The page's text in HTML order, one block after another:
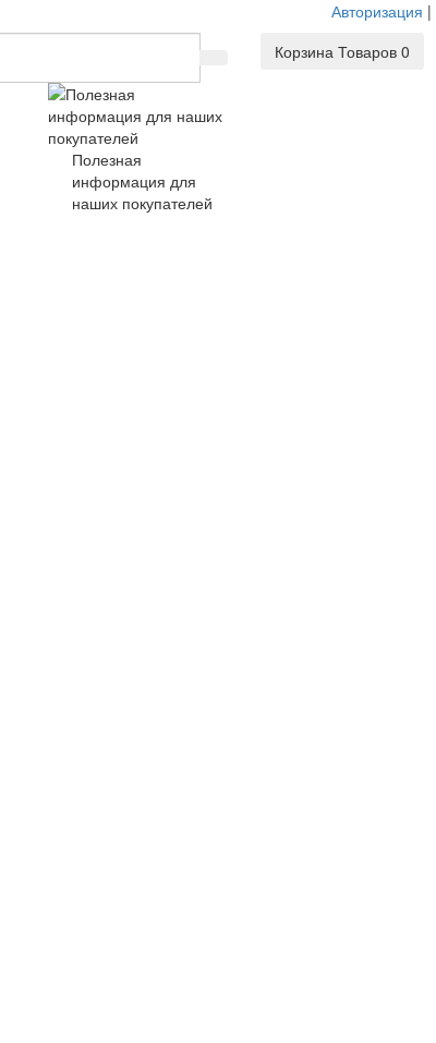
Авторизация |
Полезная
информация для
наших покупателей
Корзина Товаров 0